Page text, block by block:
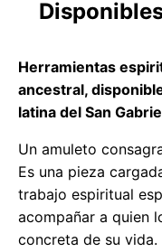
Herramientas
ancestral,
latina del San
Un amuleto
Es una pieza
trabajo espiritual
acompañar a quien
concreta de su